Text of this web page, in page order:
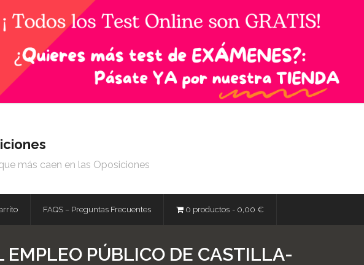
más caen en las Oposiciones
FAQS – Preguntas Frecuentes 0 productos 0,00 €
PÚBLICO DE CASTILLA-